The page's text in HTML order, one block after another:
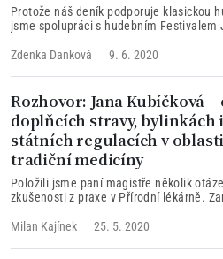
Protože náš deník podporuje klasickou
jsme spolupráci s hudebním Festivalem
Zdenka Danková
9. 6. 2020
Rozhovor: Jana Kubíčková –
doplňcích stravy, bylinkách i
státních regulacích v oblasti
tradiční medicíny
Položili jsme paní magistře několik
zkušenosti z praxe v Přírodní lékárně.
vládní nařízení a regulace. Dotknuli
popud představitelů takzvané západní
Milan Kajínek 25. 5. 2020